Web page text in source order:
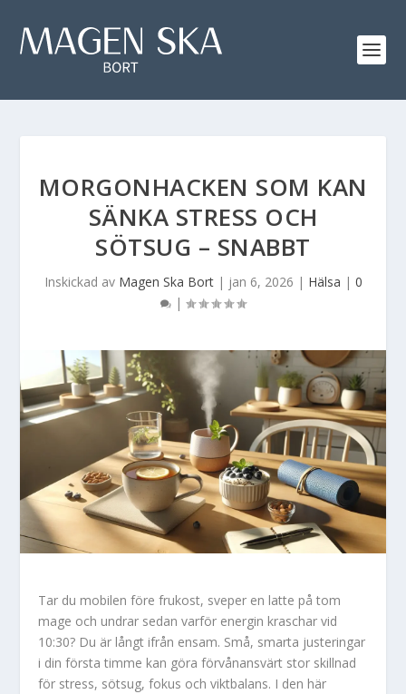
MORGONHACKEN SOM KAN
SÄNKA STRESS OCH
SÖTSUG – SNABBT
Inskickad av Magen Ska Bort| jan 6, 2026 | Hälsa | 0
|
Tar du mobilen före frukost, sveper en latte på tom
mage och undrar sedan varför energin kraschar vid
10:30? Du är långt ifrån ensam. Små, smarta justeringar
i din första timme kan göra förvånansvärt stor skillnad
för stress, sötsug, fokus och viktbalans. I den här